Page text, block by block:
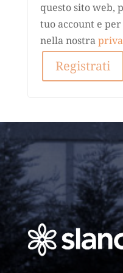
questo sito web,
tuo account e
nella nostra
Registrati